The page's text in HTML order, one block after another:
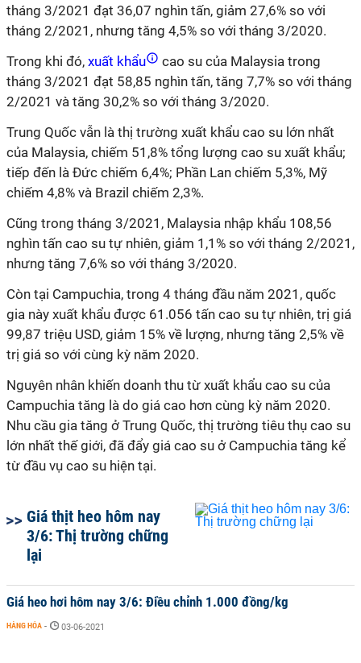
tháng 3/2021 đạt 36,07 nghìn tấn, giảm 27,6% so với
tháng 2/2021, nhưng tăng 4,5% so với tháng 3/2020.
Trong khi đó, xuất khẩu
cao su của Malaysia trong
tháng 3/2021 đạt 58,85 nghìn tấn, tăng 7,7% so với tháng
2/2021 và tăng 30,2% so với tháng 3/2020.
Trung Quốc vẫn là thị trường xuất khẩu cao su lớn nhất
của Malaysia, chiếm 51,8% tổng lượng cao su xuất khẩu;
tiếp đến là Đức chiếm 6,4%; Phần Lan chiếm 5,3%, Mỹ
chiếm 4,8% và Brazil chiếm 2,3%.
Cũng trong tháng 3/2021, Malaysia nhập khẩu 108,56
nghìn tấn cao su tự nhiên, giảm 1,1% so với tháng 2/2021,
nhưng tăng 7,6% so với tháng 3/2020.
Còn tại Campuchia, trong 4 tháng đầu năm 2021, quốc
gia này xuất khẩu được 61.056 tấn cao su tự nhiên, trị giá
99,87 triệu USD, giảm 15% về lượng, nhưng tăng 2,5% về
trị giá so với cùng kỳ năm 2020.
Nguyên nhân khiến doanh thu từ xuất khẩu cao su của
Campuchia tăng là do giá cao hơn cùng kỳ năm 2020.
Nhu cầu gia tăng ở Trung Quốc, thị trường tiêu thụ cao su
lớn nhất thế giới, đã đẩy giá cao su ở Campuchia tăng kể
từ đầu vụ cao su hiện tại.
Giá thịt heo hôm nay
3/6: Thị trường chững
lại
Giá heo hơi hôm nay 3/6: Điều chỉnh 1.000 đồng/kg
HÀNG HÓA - 03-06-2021